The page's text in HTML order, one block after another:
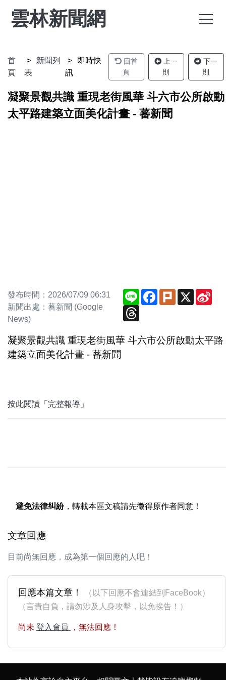
雲林新聞網
首
頁
新聞列
表
即時快
訊
回首
頁
上一
則
下一
則
凝聚景觀共識 重現老街風華 斗六市公所啟動
太平路建築立面美化計畫 - 蕃新聞
發布時間：2026/07/09 06:31
新聞出處：蕃新聞 (Google
News)
Line Facebook
Plurk X
凝聚景觀共識 重現老街風華 斗六市公所啟動太平路
建築立面美化計畫 - 蕃新聞
按此閱讀「完整報導」
避免法律糾紛，轉載本區文稿請先徵得原作者同意！
文章回應
目前尚無回應，成為第一個回應的人吧！
回應本篇文章！
（以下回應不會連結到FaceBook）
（言責自負，請勿涉及人身攻擊，以免挨告！）
尚未 登入會員 ，無法回應！